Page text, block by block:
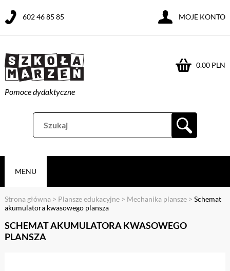
Pomoce dydaktyczne
0.00 PLN
602 46 85 85 MOJE KONTO
MENU
Strona główna > Plansze edukacyjne> Mechanika plansze> Schemat
akumulatora kwasowego plansza
SCHEMAT AKUMULATORA KWASOWEGO
PLANSZA